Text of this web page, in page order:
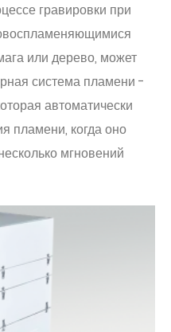
гравировки при
или дерево, может
система пламени -
автоматически
пламени, когда оно
мгновений